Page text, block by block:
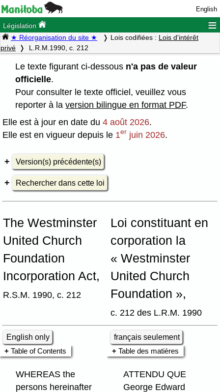
English
Législation ≡
★ Réorganisation du site ★ Lois codifiées : Lois d'intérêt
privé
L.R.M.1990, c. 212
Le texte figurant ci-dessous n'a pas de valeur
officielle.
Pour consulter le texte officiel, veuillez vous
reporter à laversion bilingue en format PDF.
Elle est à jour en date du 4 août 2026.
Elle est en vigueur depuis le 1er juin 2026.
Version(s) précédente(s)
Rechercher dans cette loi
The Westminster
United Church
Foundation
Incorporation Act,
R.S.M. 1990, c. 212
Loi constituant en
corporation la
« Westminster
United Church
Foundation »,
c. 212 des L.R.M. 1990
English only
français seulement
Table of Contents
Table des matières
WHEREAS the
persons hereinafter
ATTENDU QUE
George Edward